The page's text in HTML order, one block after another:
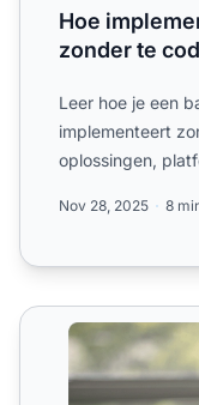
Hoe
zonder te
Leer hoe je een
implementeert
oplossingen,
Nov 28, 2025 8
Geavanceerd